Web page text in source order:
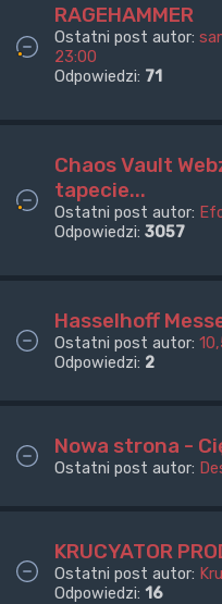
RAGEHAMMER
Ostatni post autor:
23:00
Odpowiedzi: 71
Chaos Vault
tapecie...
Ostatni post autor:
Odpowiedzi: 3057
Hasselhoff
Ostatni post autor:
Odpowiedzi: 2
Nowa strona -
Ostatni post autor:
KRUCYATOR
Ostatni post autor:
Odpowiedzi: 16